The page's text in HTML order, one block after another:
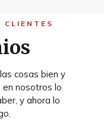
CLIENTES
cosas bien y
en nosotros lo
y ahora lo